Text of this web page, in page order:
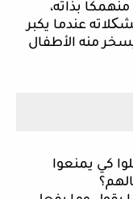
بذاته،
عندما يكبر
منه الأطفال
كي يمنعوا